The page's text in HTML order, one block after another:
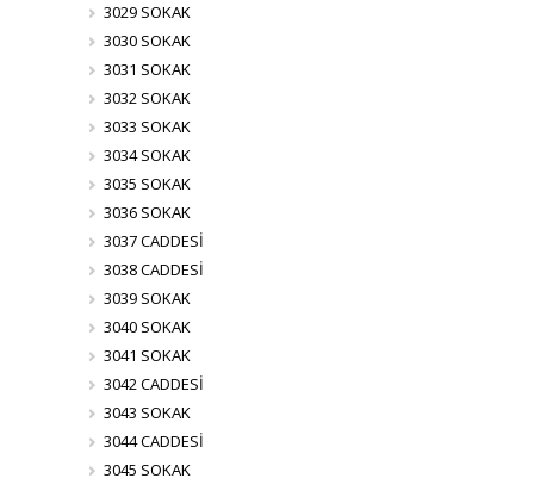
3029 SOKAK
3030 SOKAK
3031 SOKAK
3032 SOKAK
3033 SOKAK
3034 SOKAK
3035 SOKAK
3036 SOKAK
3037 CADDESİ
3038 CADDESİ
3039 SOKAK
3040 SOKAK
3041 SOKAK
3042 CADDESİ
3043 SOKAK
3044 CADDESİ
3045 SOKAK